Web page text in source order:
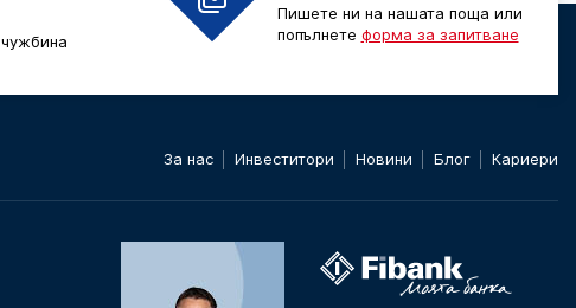
Пишете ни на нашата поща или
попълнете форма за запитване
За нас Инвеститори Новини Блог Кариери